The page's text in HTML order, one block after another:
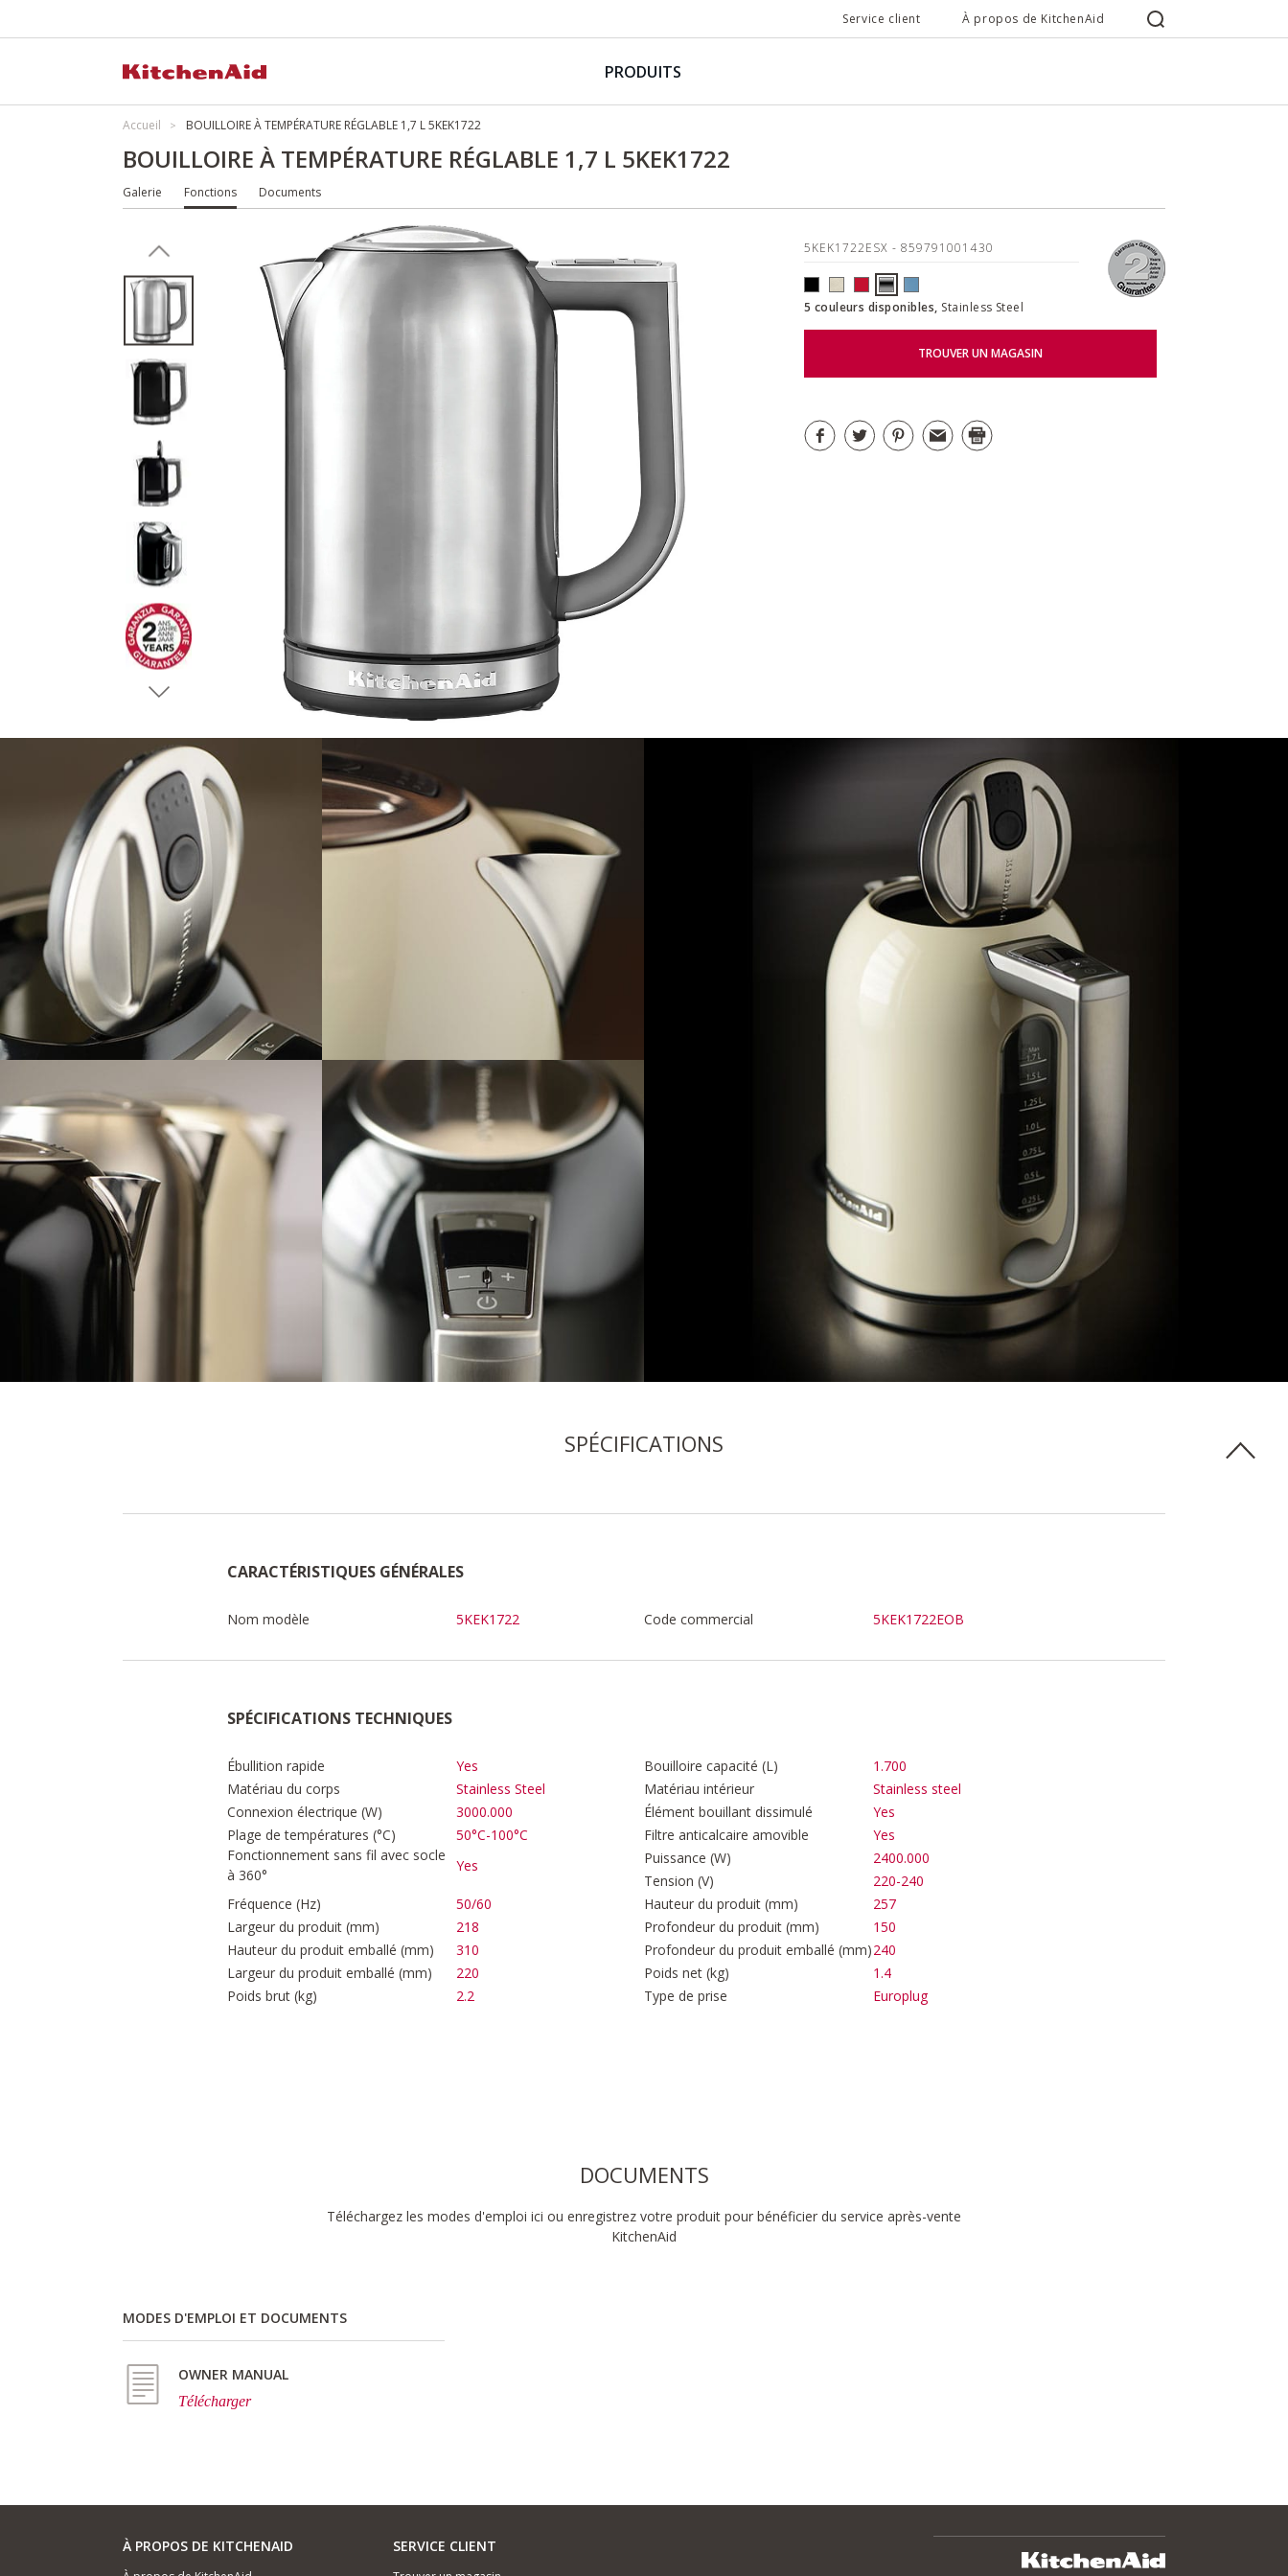
Service client À propos de KitchenAid
PRODUITS
Accueil BOUILLOIRE À TEMPÉRATURE RÉGLABLE 1,7 L 5KEK1722
BOUILLOIRE À TEMPÉRATURE RÉGLABLE 1,7 L 5KEK1722
Galerie Fonctions Documents
5KEK1722ESX - 859791001430
5 couleurs disponibles, Stainless Steel
TROUVER UN MAGASIN
SPÉCIFICATIONS
CARACTÉRISTIQUES GÉNÉRALES
Nom modèle 5KEK1722 Code commercial 5KEK1722EOB
SPÉCIFICATIONS TECHNIQUES
Ébullition rapide Yes Bouilloire capacité (L)
1.700
Matériau du corps
Stainless Steel Matériau intérieur
Stainless steel
Connexion électrique (W)
3000.000 Élément bouillant dissimulé
Yes
Plage de températures (°C)
50°C-100°C Filtre anticalcaire amovible
Yes
Fonctionnement sans fil avec socle
à 360°
Yes Puissance (W)
2400.000
Tension (V)
220-240
Fréquence (Hz)
50/60 Hauteur du produit (mm)
257
Largeur du produit (mm)
218 Profondeur du produit (mm)
150
Hauteur du produit emballé (mm)
310 Profondeur du produit emballé (mm)240
Largeur du produit emballé (mm)
220 Poids net (kg)
1.4
Poids brut (kg)
2.2 Type de prise Europlug
DOCUMENTS
Téléchargez les modes d'emploi ici ou enregistrez votre produit pour bénéficier du service après-vente
KitchenAid
MODES D'EMPLOI ET DOCUMENTS
OWNER MANUAL
Télécharger
À PROPOS DE KITCHENAID SERVICE CLIENT